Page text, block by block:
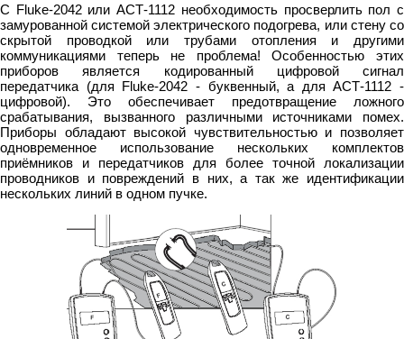
С Fluke-2042 или АСТ-1112 необходимость просверлить пол с
замурованной системой электрического подогрева, или стену со
скрытой проводкой или трубами отопления и другими
коммуникациями теперь не проблема! Особенностью этих
приборов является кодированный цифровой сигнал
передатчика (для Fluke-2042 - буквенный, а для АСТ-1112 -
цифровой). Это обеспечивает предотвращение ложного
срабатывания, вызванного различными источниками помех.
Приборы обладают высокой чувствительностью и позволяет
одновременное использование нескольких комплектов
приёмников и передатчиков для более точной локализации
проводников и повреждений в них, а так же идентификации
нескольких линий в одном пучке.